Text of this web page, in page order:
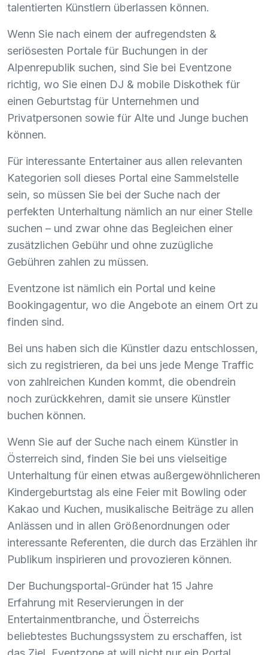
talentierten Künstlern überlassen können.
Wenn Sie nach einem der aufregendsten &
seriösesten Portale für Buchungen in der
Alpenrepublik suchen, sind Sie bei Eventzone
richtig, wo Sie einen DJ & mobile Diskothek für
einen Geburtstag für Unternehmen und
Privatpersonen sowie für Alte und Junge buchen
können.
Für interessante Entertainer aus allen relevanten
Kategorien soll dieses Portal eine Sammelstelle
sein, so müssen Sie bei der Suche nach der
perfekten Unterhaltung nämlich an nur einer Stelle
suchen – und zwar ohne das Begleichen einer
zusätzlichen Gebühr und ohne zuzügliche
Gebühren zahlen zu müssen.
Eventzone ist nämlich ein Portal und keine
Bookingagentur, wo die Angebote an einem Ort zu
finden sind.
Bei uns haben sich die Künstler dazu entschlossen,
sich zu registrieren, da bei uns jede Menge Traffic
von zahlreichen Kunden kommt, die obendrein
noch zurückkehren, damit sie unsere Künstler
buchen können.
Wenn Sie auf der Suche nach einem Künstler in
Österreich sind, finden Sie bei uns vielseitige
Unterhaltung für einen etwas außergewöhnlicheren
Kindergeburtstag als eine Feier mit Bowling oder
Kakao und Kuchen, musikalische Beiträge zu allen
Anlässen und in allen Größenordnungen oder
interessante Referenten, die durch das Erzählen ihr
Publikum inspirieren und provozieren können.
Der Buchungsportal-Gründer hat 15 Jahre
Erfahrung mit Reservierungen in der
Entertainmentbranche, und Österreichs
beliebtestes Buchungssystem zu erschaffen, ist